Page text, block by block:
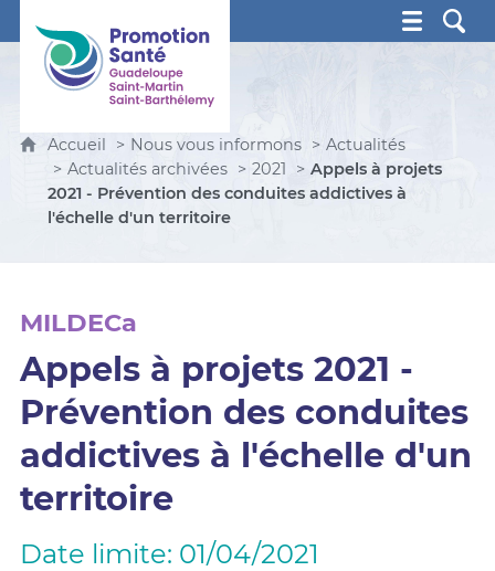
Promotion Santé Guadeloupe, Saint-Martin, Saint
Accueil Nous vous informons
Actualités
Actualités archivées
2021
Appels à projets
2021 - Prévention des conduites addictives à
l'échelle d'un territoire
MILDECa
Appels à projets 2021 -
Prévention des conduites
addictives à l'échelle d'un
territoire
Date limite: 01/04/2021